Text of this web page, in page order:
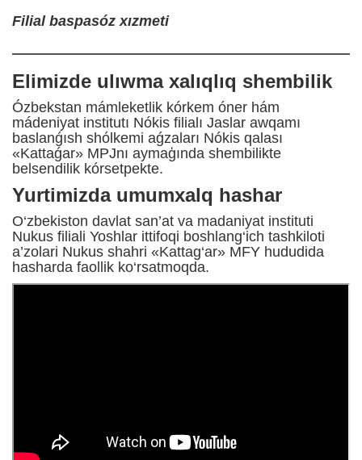
Filial baspasóz xızmeti
Elimizde ulıwma xalıqlıq shembilik
Ózbekstan mámleketlik kórkem óner hám
mádeniyat institutı Nókis filialı Jaslar awqamı
baslanǵısh shólkemi aǵzaları Nókis qalası
«Kattaǵar» MPJnı aymaģında shembilikte
belsendilik kórsetpekte.
Yurtimizda umumxalq hashar
O‘zbekiston davlat san’at va madaniyat instituti
Nukus filiali Yoshlar ittifoqi boshlang‘ich tashkiloti
a’zolari Nukus shahri «Kattag‘ar» MFY hududida
hasharda faollik ko‘rsatmoqda.